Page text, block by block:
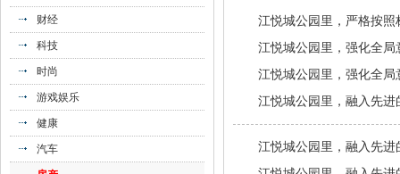
财经
科技
时尚
游戏娱乐
健康
汽车
江悦城公园里，严格按
江悦城公园里，强化全
江悦城公园里，强化全
江悦城公园里，融入先
江悦城公园里，融入先